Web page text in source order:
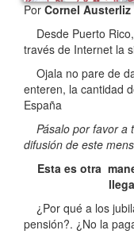
PorCornel Austerliz
Desde Puerto
través de Internet la
Ojala no pare de
enteren, la cantidad
España
Pásalo por favor a
difusión de este
Esta es otra
¿Por qué a los
pensión?. ¿No la